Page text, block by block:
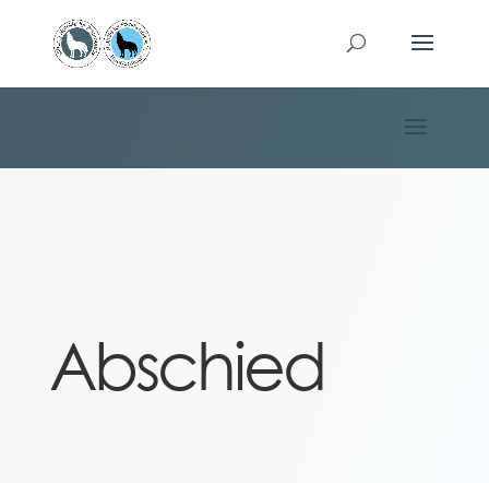
Abschied